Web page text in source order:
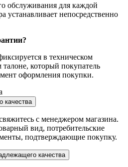
обслуживания для каждой
устанавливает непосредственно
в техническом
который покупатель
оформления покупки.
качества
с менеджером магазина.
вид, потребительские
подтверждающие покупку.
качества